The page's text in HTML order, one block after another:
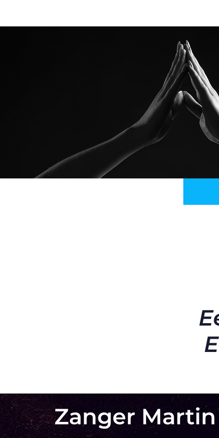
Zanger